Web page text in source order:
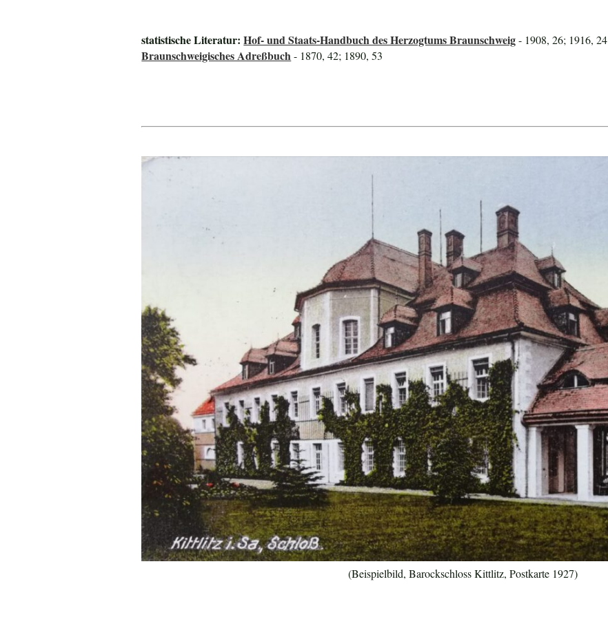
statistische Literatur:Hof- und Staats-Handbuch des Herzogtums Braunschweig- 1908, 26; 1916, 24
Braunschweigisches Adreßbuch- 1870, 42; 1890, 53
(Beispielbild, Barockschloss Kittlitz, Postkarte 1927)